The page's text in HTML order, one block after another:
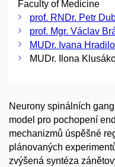
Faculty of Medicine
prof. RNDr. Petr
prof. Mgr. Václav
MUDr. Ivana
MUDr. Ilona
Neurony spinálních
model pro pochopení
mechanizmů úspěšné
plánovaných
zvýšená syntéza